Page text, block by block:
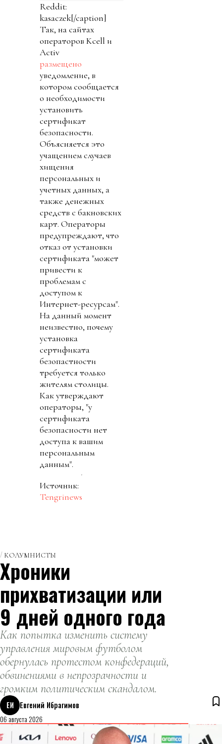
Reddit:
kasaczek[/caption]
Так, на сайтах
операторов Kcell и
Activ
размещено
уведомление, в
котором сообщается
о необходимости
установить
cертификат
безопасности.
Объясняется это
учащением случаев
хищения
персональных и
учетных данных, а
также денежных
средств с бакновских
карт. Операторы
предупреждают, что
отказ от установки
сертификата "может
привести к
проблемам с
доступом к
Интернет-ресурсам".
На данный момент
неизвестно, почему
установка
сертификата
безопастности
требуется только
жителям столицы.
Как утверждают
операторы, "у
сертификата
безопасности нет
доступа к вашим
персональным
данным".
Источник:
Tengrinews
КОЛУМНИСТЫ
Хроники
прихватизации или
9 дней одного года
Как попытка изменить систему
управления мировым футболом
обернулась протестом конфедераций,
обвинениями в непрозрачности и
громким политическим скандалом.
ЕИ
Евгений Ибрагимов
06 августа 2026